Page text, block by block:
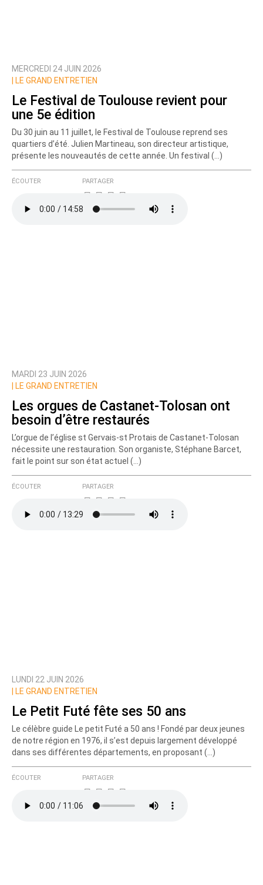
MERCREDI 24 JUIN 2026
LE GRAND ENTRETIEN
Le Festival de Toulouse revient pour
une 5e édition
Du 30 juin au 11 juillet, le Festival de Toulouse reprend ses
quartiers d’été. Julien Martineau, son directeur artistique,
présente les nouveautés de cette année. Un festival (…)
ÉCOUTER PARTAGER
MARDI 23 JUIN 2026
LE GRAND ENTRETIEN
Les orgues de Castanet-Tolosan ont
besoin d’être restaurés
L’orgue de l’église st Gervais-st Protais de Castanet-Tolosan
nécessite une restauration. Son organiste, Stéphane Barcet,
fait le point sur son état actuel (…)
ÉCOUTER PARTAGER
LUNDI 22 JUIN 2026
LE GRAND ENTRETIEN
Le Petit Futé fête ses 50 ans
Le célèbre guide Le petit Futé a 50 ans ! Fondé par deux jeunes
de notre région en 1976, il s’est depuis largement développé
dans ses différentes départements, en proposant (…)
ÉCOUTER PARTAGER